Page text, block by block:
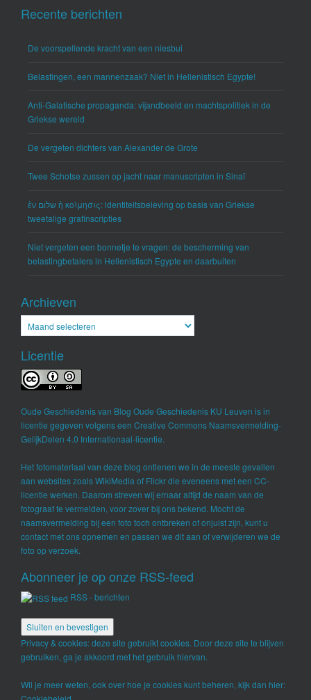
Recente berichten
De voorspellende kracht van een niesbui
Belastingen, een mannenzaak? Niet in Hellenistisch Egypte!
Anti-Galatische propaganda: vijandbeeld en machtspolitiek in de
Griekse wereld
De vergeten dichters van Alexander de Grote
Twee Schotse zussen op jacht naar manuscripten in Sinaï
ἐν שלום ἡ κοίμησις: identiteitsbeleving op basis van Griekse
tweetalige grafinscripties
Niet vergeten een bonnetje te vragen: de bescherming van
belastingbetalers in Hellenistisch Egypte en daarbuiten
Archieven
Archieven
Licentie
Oude Geschiedenisvan Blog Oude Geschiedenis KU Leuven is in
licentie gegeven volgens een Creative Commons Naamsvermelding-
GelijkDelen 4.0 Internationaal-licentie.
Het fotomateriaal van deze blog ontlenen we in de meeste gevallen
aan websites zoals WikiMedia of Flickr die eveneens met een CC-
licentie werken. Daarom streven wij ernaar altijd de naam van de
fotograaf te vermelden, voor zover bij ons bekend. Mocht de
naamsvermelding bij een foto toch ontbreken of onjuist zijn, kunt u
contact met ons opnemen en passen we dit aan of verwijderen we de
foto op verzoek.
Abonneer je op onze RSS-feed
RSS - berichten
Privacy & cookies: deze site gebruikt cookies. Door deze site te blijven
gebruiken, ga je akkoord met het gebruik hiervan.
Wil je meer weten, ook over hoe je cookies kunt beheren, kijk dan hier: